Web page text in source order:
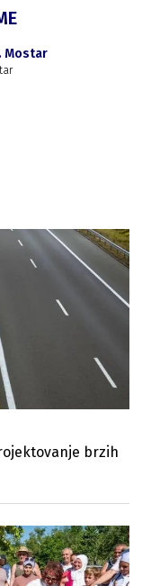
Mostar
brzih